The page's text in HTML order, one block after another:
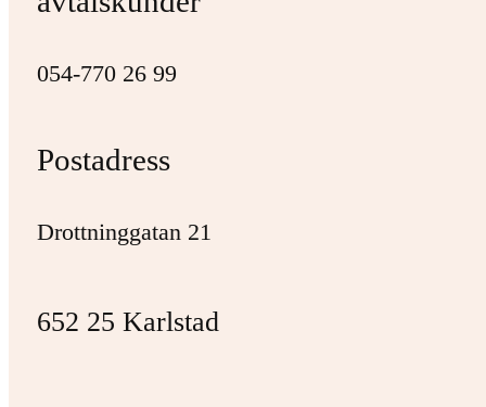
054-770 26 99
Postadress
Drottninggatan 21
652 25 Karlstad